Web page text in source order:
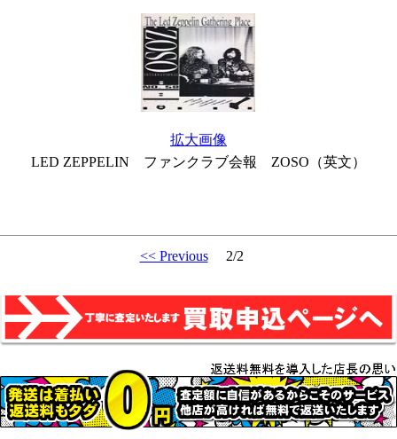
拡大画像
LED ZEPPELIN ファンクラブ会報 ZOSO（英文）
<< Previous2/2